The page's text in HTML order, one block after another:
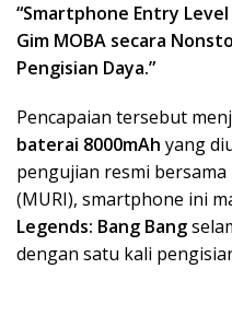
“Smartphone Entry
Gim MOBA secara
Pengisian Daya.”
Pencapaian tersebut
baterai 8000mAh yang
pengujian resmi
(MURI), smartphone ini
Legends: Bang Bang
dengan satu kali